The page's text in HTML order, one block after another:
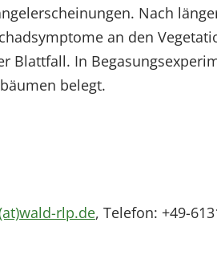
Nach
an den
Blattfall. In
belegt.
rlp.de, Telefon: +49-